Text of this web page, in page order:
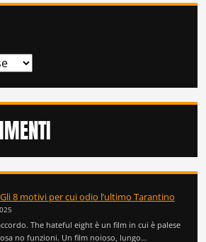
Gli 8 motivi per cui odio l’ultimo Tarantino
The hateful eight è un film in cui è palese
no funzioni. Un film noioso, lungo…